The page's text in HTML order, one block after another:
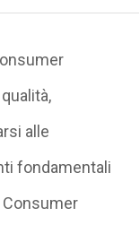
alle
fondamentali
Consumer